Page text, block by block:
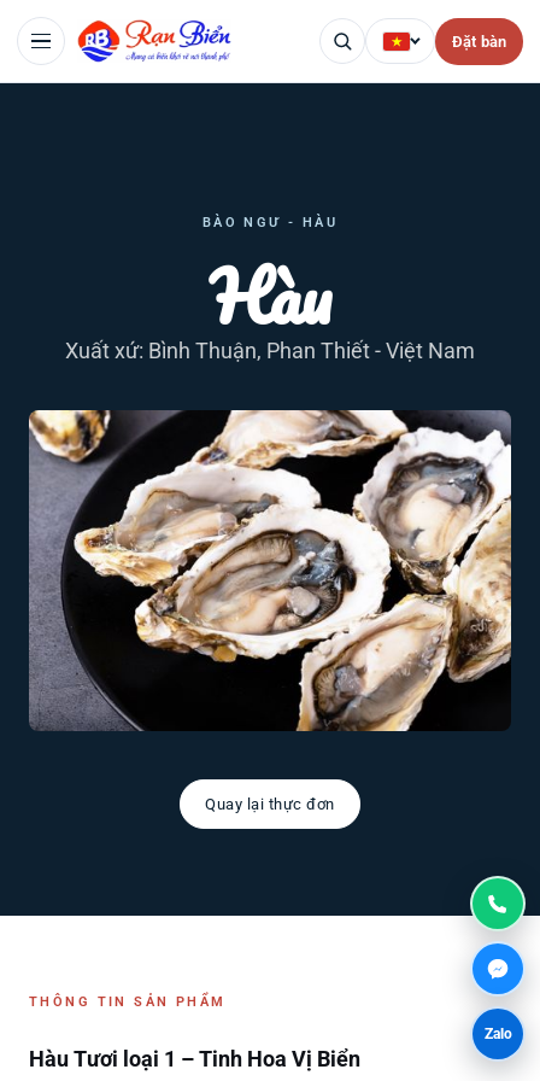
Đặt bàn
BÀO NGƯ - HÀU
Hàu
Xuất xứ: Bình Thuận, Phan Thiết - Việt Nam
Quay lại thực đơn
THÔNG TIN SẢN PHẨM
Hàu Tươi loại 1 – Tinh Hoa Vị Biển
Zalo